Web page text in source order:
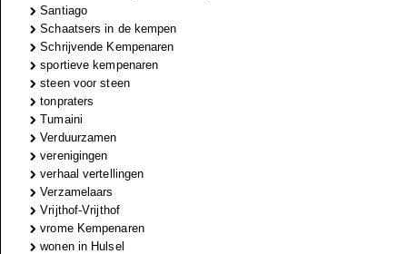
Santiago
Schaatsers in de kempen
Schrijvende Kempenaren
sportieve kempenaren
steen voor steen
tonpraters
Tumaini
Verduurzamen
verenigingen
verhaal vertellingen
Verzamelaars
Vrijthof-Vrijthof
vrome Kempenaren
wonen in Hulsel